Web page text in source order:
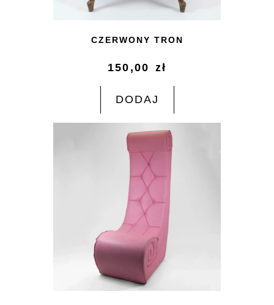
CZERWONY TRON
150,00 zł
DODAJ